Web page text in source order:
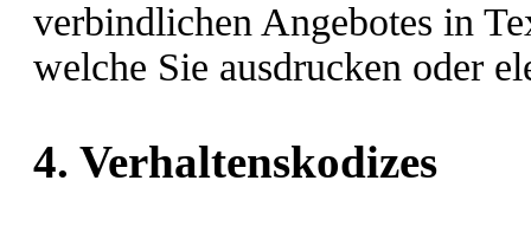
verbindlichen Angebotes in
welche Sie ausdrucken oder
4. Verhaltenskodizes